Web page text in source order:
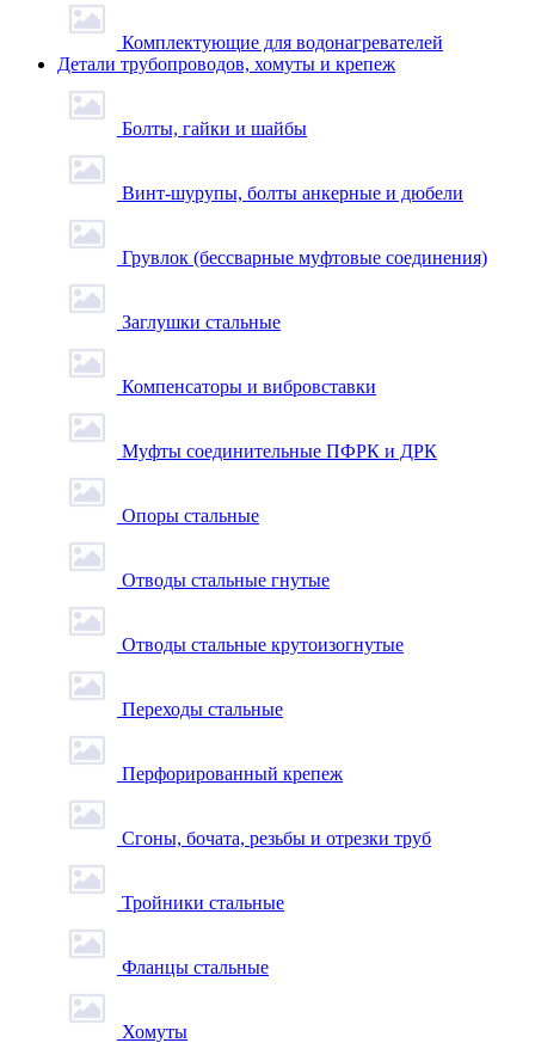
Комплектующие для водонагревателей
Детали трубопроводов, хомуты и крепеж
Болты, гайки и шайбы
Винт-шурупы, болты анкерные и дюбели
Грувлок (бессварные муфтовые соединения)
Заглушки стальные
Компенсаторы и вибровставки
Муфты соединительные ПФРК и ДРК
Опоры стальные
Отводы стальные гнутые
Отводы стальные крутоизогнутые
Переходы стальные
Перфорированный крепеж
Сгоны, бочата, резьбы и отрезки труб
Тройники стальные
Фланцы стальные
Хомуты